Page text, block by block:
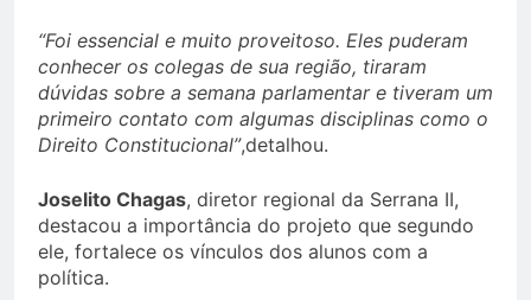
“Foi essencial e muito proveitoso. Eles puderam
conhecer os colegas de sua região, tiraram
dúvidas sobre a semana parlamentar e tiveram um
primeiro contato com algumas disciplinas como o
Direito Constitucional”,detalhou.
Joselito Chagas, diretor regional da Serrana II,
destacou a importância do projeto que segundo
ele, fortalece os vínculos dos alunos com a
política.